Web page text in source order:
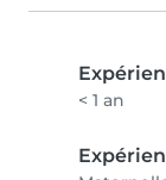
< 1 an